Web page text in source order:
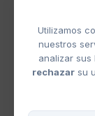
Utilizamos
nuestros
analizar sus
rechazarsu